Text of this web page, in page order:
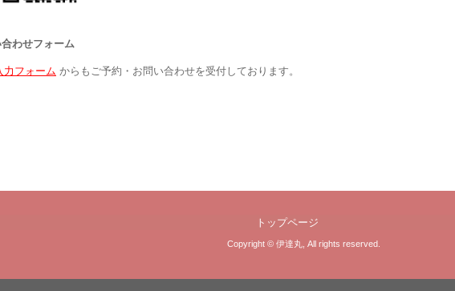
わせフォーム
力フォーム からもご予約・お問い合わせを受付しております。
トップページ
Copyright © 伊達丸, All rights reserved.